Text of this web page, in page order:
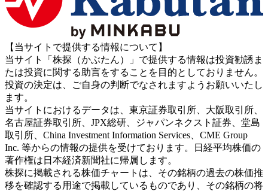
【当サイトで提供する情報について】
当サイト「株探（かぶたん）」で提供する情報は投資勧誘ま
たは投資に関する助言をすることを目的としておりません。
投資の決定は、ご自身の判断でなされますようお願いいたし
ます。
当サイトにおけるデータは、東京証券取引所、大阪取引所、
名古屋証券取引所、JPX総研、ジャパンネクスト証券、堂島
取引所、China Investment Information Services、CME Group
Inc. 等からの情報の提供を受けております。日経平均株価の
著作権は日本経済新聞社に帰属します。
株探に掲載される株価チャートは、その銘柄の過去の株価推
移を確認する用途で掲載しているものであり、その銘柄の将